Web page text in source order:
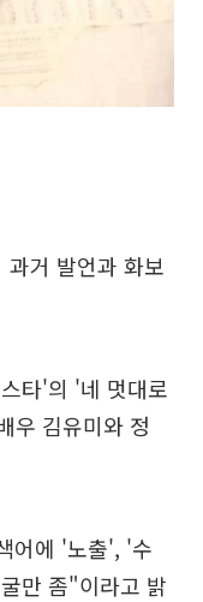
과거 발언과 화보
타'의 '네 멋대로
우 김유미와 정
어에 '노출', '수
만 좀"이라고 밝